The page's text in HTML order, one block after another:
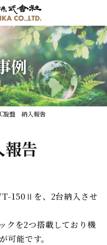
例
旋盤 納入報告
告
150Ⅱを、2台納入させ
を2つ搭載しており機
可能です。